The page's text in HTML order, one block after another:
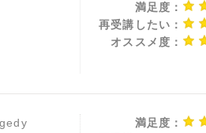
満足度：
再受講したい：
オススメ度：
満足度：